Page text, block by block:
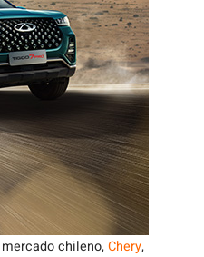
chileno,Chery,